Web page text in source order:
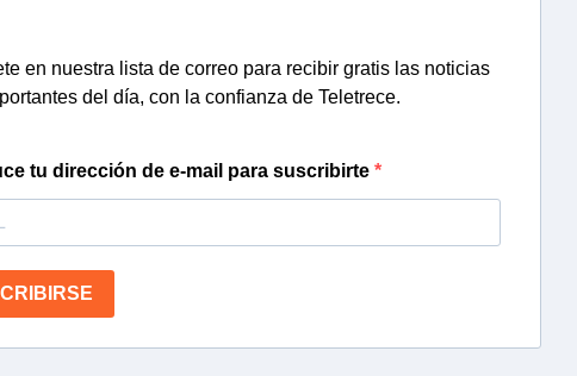
en nuestra lista de correo para recibir gratis las noticias
del día, con la confianza de Teletrece.
tu dirección de e-mail para suscribirte